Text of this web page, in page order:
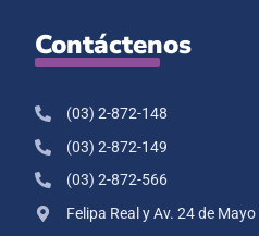
Contáctenos
(03) 2-872-148
(03) 2-872-149
(03) 2-872-566
Felipa Real y Av. 24 de Mayo